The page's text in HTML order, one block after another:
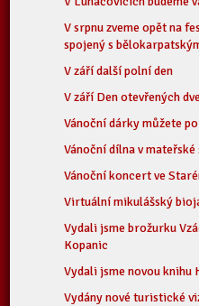
V srpnu zveme opět na
spojený s
V září další polní den
V září Den otevřených
Vánoční dárky můžete
Vánoční dílna v mateřské
Vánoční koncert ve
Virtuální mikulášský
Vydali jsme brožurku
Kopanic
Vydali jsme novou knihu
Vydány nové turistické